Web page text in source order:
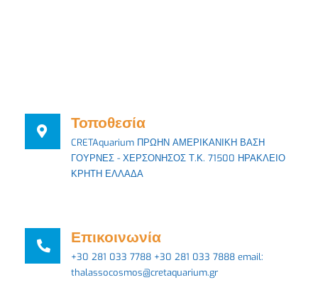
Τοποθεσία
CRETAquarium ΠΡΩΗΝ ΑΜΕΡΙΚΑΝΙΚΗ ΒΑΣΗ
ΓΟΥΡΝΕΣ - ΧΕΡΣΟΝΗΣΟΣ Τ.Κ. 71500 ΗΡΑΚΛΕΙΟ
ΚΡΗΤΗ ΕΛΛΑΔΑ
Επικοινωνία
+30 281 033 7788 +30 281 033 7888 email:
thalassocosmos@cretaquarium.gr